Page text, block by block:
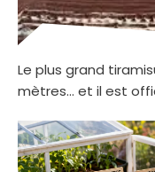
Le plus grand
mètres… et il est